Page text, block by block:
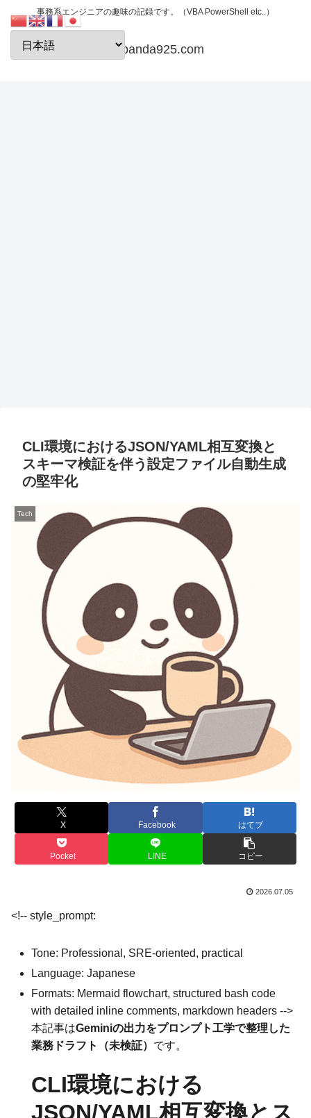
事務系エンジニアの趣味の記録です。（VBA PowerShell etc..）
papanda925.com
CLI環境におけるJSON/YAML相互変換と
スキーマ検証を伴う設定ファイル自動生成
の堅牢化
Tech
X Facebook はてブ
Pocket LINE コピー
2026.07.05
<!-- style_prompt:
Tone: Professional, SRE-oriented, practical
Language: Japanese
Formats: Mermaid flowchart, structured bash code
with detailed inline comments, markdown headers -->
本記事はGeminiの出力をプロンプト工学で整理した
業務ドラフト（未検証） です。
CLI環境における
JSON/YAML相互変換とス